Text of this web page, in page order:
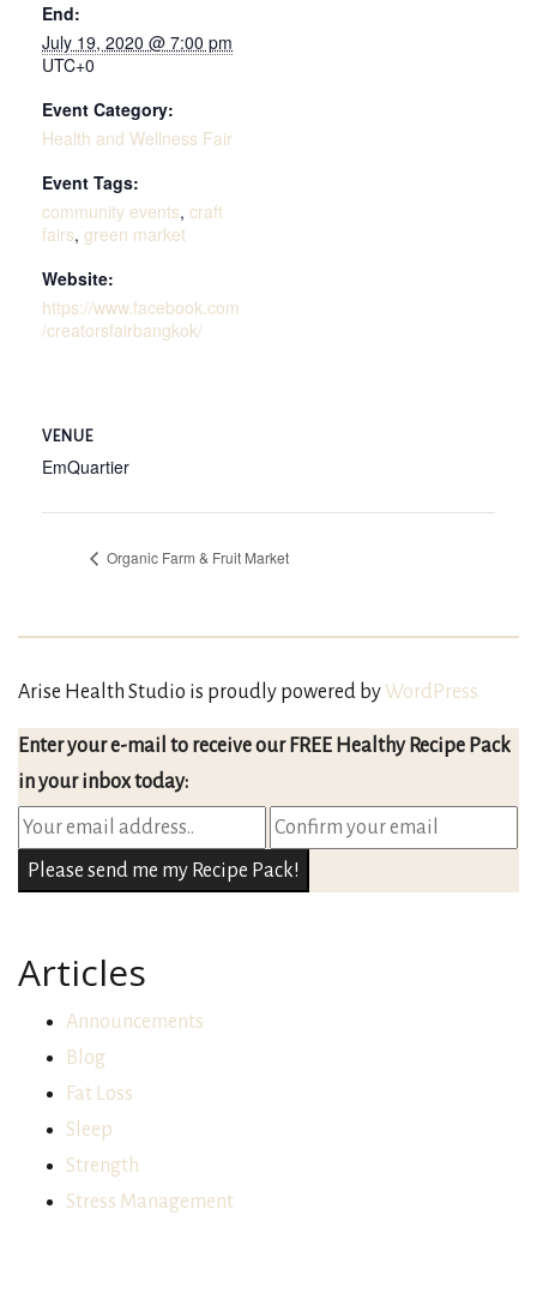
End:
July 19, 2020 @ 7:00 pm
UTC+0
Event Category:
Health and Wellness Fair
Event Tags:
community events, craft
fairs, green market
Website:
https://www.facebook.com
/creatorsfairbangkok/
VENUE
EmQuartier
Organic Farm & Fruit Market
Arise Health Studio is proudly powered byWordPress
Enter your e-mail to receive our FREE Healthy Recipe Pack
in your inbox today:
Articles
Announcements
Blog
Fat Loss
Sleep
Strength
Stress Management